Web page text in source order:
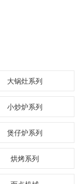
大锅灶系列
小炒炉系列
煲仔炉系列
烘烤系列